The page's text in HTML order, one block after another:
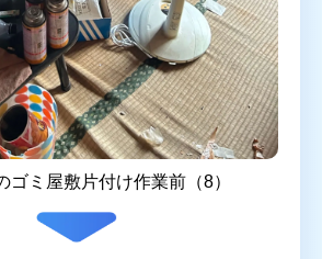
ゴミ屋敷片付け作業前（8）